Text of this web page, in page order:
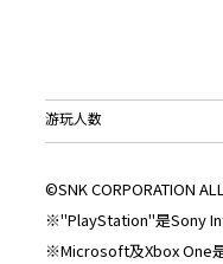
游玩人数
©SNK CORPORATION
※"PlayStation"是Sony
※Microsoft及Xbox One